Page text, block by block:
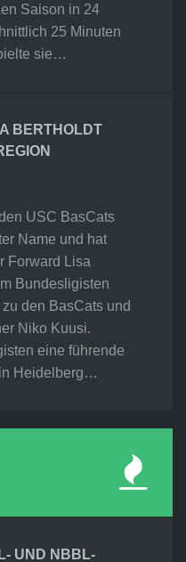
Saison in 24
25 Minuten
sie…
BERTHOLDT
USC BasCats
Name und hat
Forward Lisa
Bundesligisten
den BasCats und
Niko Kuusi.
eine führende
Heidelberg…
UND NBBL-